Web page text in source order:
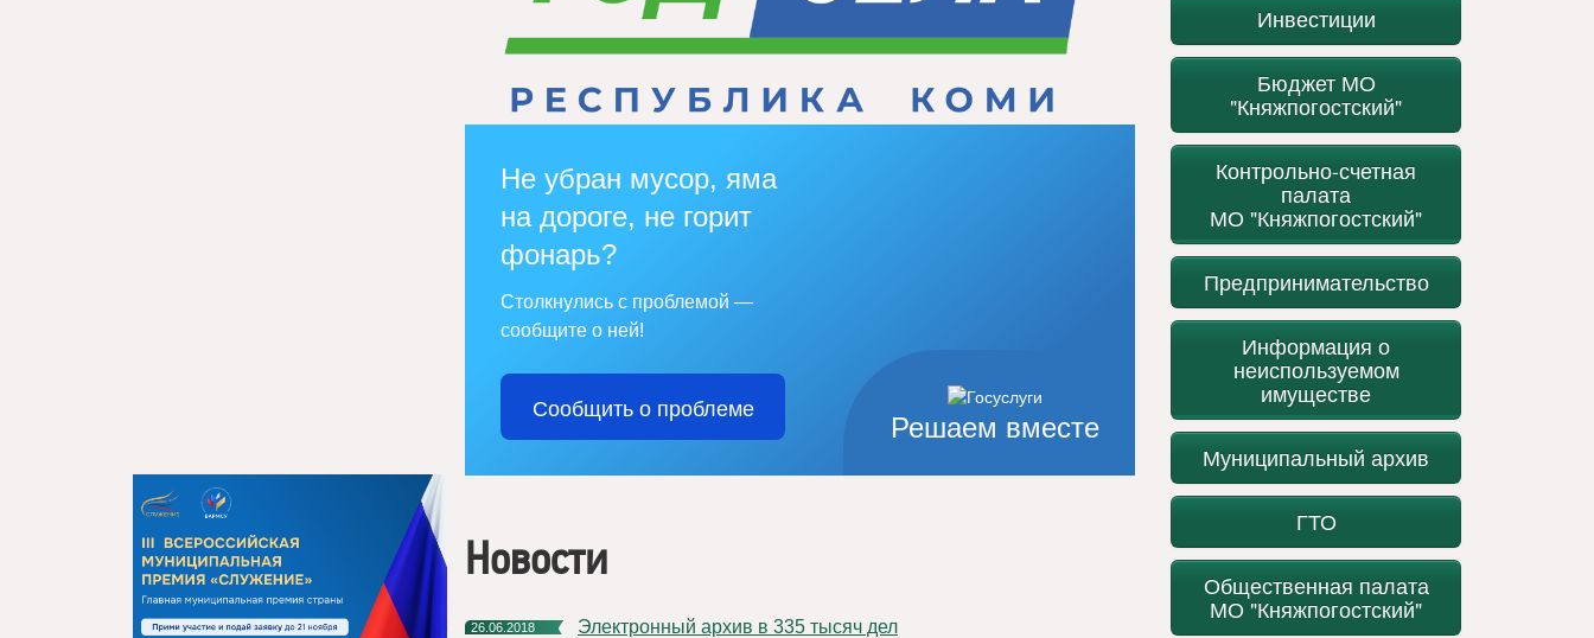
Решаем вместе
Не убран мусор, яма
на дороге, не горит
фонарь?
Столкнулись с проблемой —
сообщите о ней!
Сообщить о проблеме
Новости
26.06.2018 Электронный архив в 335 тысяч дел
Инвестиции
Бюджет МО
"Княжпогостский"
Контрольно-счетная
палата
МО "Княжпогостский"
Предпринимательство
Информация о
неиспользуемом
имуществе
Муниципальный архив
ГТО
Общественная палата
МО "Княжпогостский"